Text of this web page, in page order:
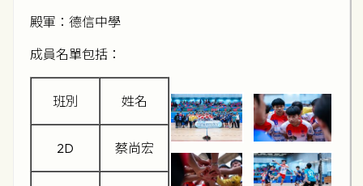
殿軍：德信中學
成員名單包括：
班別 姓名
2D 蔡尚宏